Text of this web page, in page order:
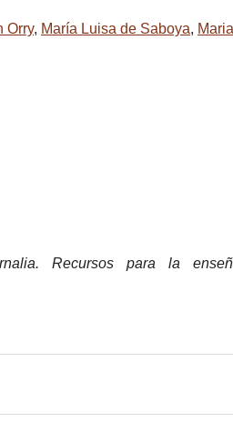
Orry, María Luisa de Saboya,
Recursos para la